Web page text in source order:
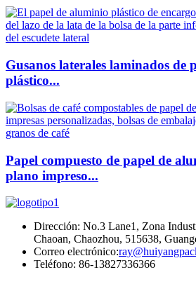
Gusanos laterales laminados de
plástico...
Papel compuesto de papel de
plano impreso...
Dirección: No.3 Lane1, Zona
Chaoan, Chaozhou, 515638,
Correo electrónico:
Teléfono: 86-13827336366